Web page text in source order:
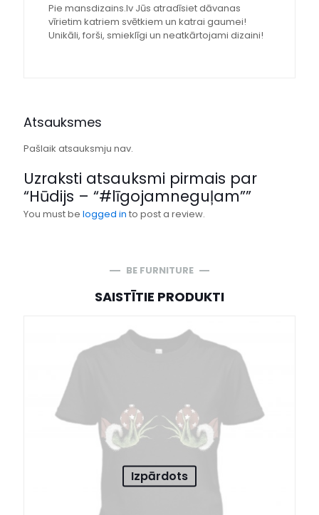
Pie mansdizains.lv Jūs atradīsiet dāvanas
vīrietim katriem svētkiem un katrai gaumei!
Unikāli, forši, smieklīgi un neatkārtojami dizaini!
Atsauksmes
Pašlaik atsauksmju nav.
Uzraksti atsauksmi pirmais par
“Hūdijs – “#līgojamneguļam””
You must be logged in to post a review.
BE FURNITURE
SAISTĪTIE PRODUKTI
Izpārdots